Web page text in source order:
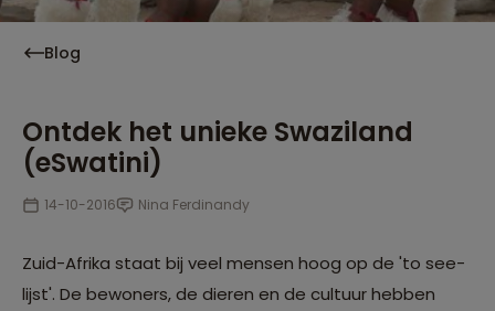
Blog
Ontdek het unieke Swaziland
(eSwatini)
14-10-2016 Nina Ferdinandy
Zuid-Afrika staat bij veel mensen hoog op de 'to see-
lijst'. De bewoners, de dieren en de cultuur hebben